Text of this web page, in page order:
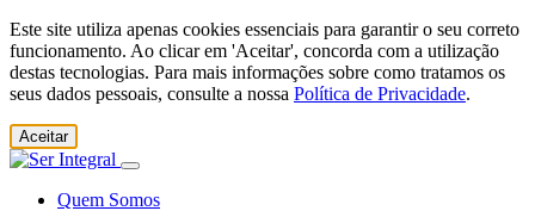
Este site utiliza apenas cookies essenciais para garantir o seu correto
funcionamento. Ao clicar em 'Aceitar', concorda com a utilização
destas tecnologias. Para mais informações sobre como tratamos os
seus dados pessoais, consulte a nossa Política de Privacidade.
Aceitar
Quem Somos